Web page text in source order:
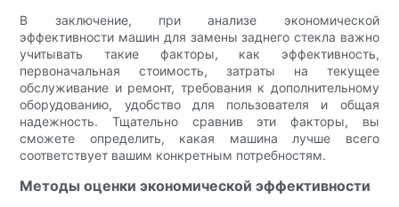
В заключение, при анализе экономической
эффективности машин для замены заднего стекла важно
учитывать такие факторы, как эффективность,
первоначальная стоимость, затраты на текущее
обслуживание и ремонт, требования к дополнительному
оборудованию, удобство для пользователя и общая
надежность. Тщательно сравнив эти факторы, вы
сможете определить, какая машина лучше всего
соответствует вашим конкретным потребностям.
Методы оценки экономической эффективности